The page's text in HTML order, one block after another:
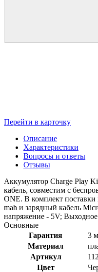
Перейти в карточку
Описание
Характеристики
Вопросы и ответы
Отзывы
Аккумулятор Charge Play
кабель, совместим с
ONE. В комплект поставки
mah и зарядный кабель
напряжение - 5V;
Основные
Гарантия
3
Материал
Артикул
Цвет